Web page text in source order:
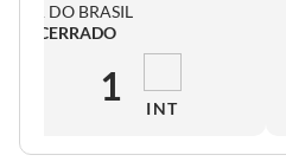
DO BRASIL
ENCERRADO
1 INT